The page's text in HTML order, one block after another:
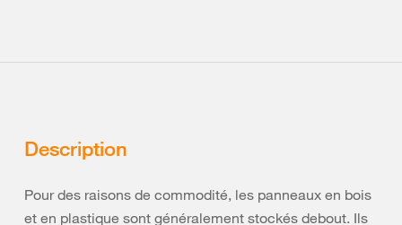
Description
Pour des raisons de commodité, les panneaux en bois
et en plastique sont généralement stockés debout. Ils